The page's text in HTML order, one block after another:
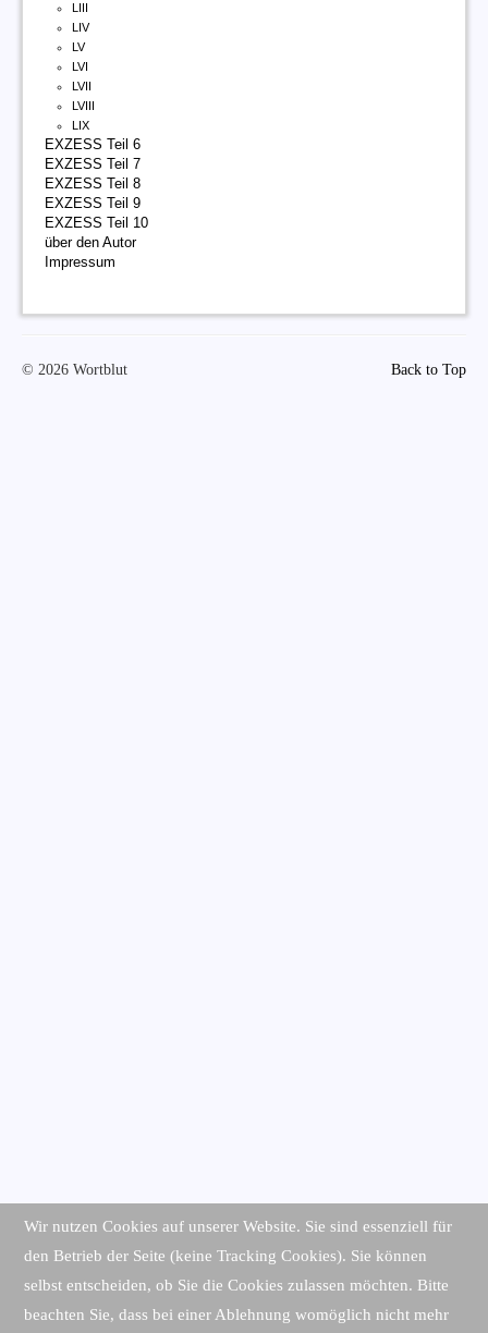
LIII
LIV
LV
LVI
LVII
LVIII
LIX
EXZESS Teil 6
EXZESS Teil 7
EXZESS Teil 8
EXZESS Teil 9
EXZESS Teil 10
über den Autor
Impressum
Back to Top
© 2026 Wortblut
Wir nutzen Cookies auf unserer Website. Sie sind essenziell für
den Betrieb der Seite (keine Tracking Cookies). Sie können
selbst entscheiden, ob Sie die Cookies zulassen möchten. Bitte
beachten Sie, dass bei einer Ablehnung womöglich nicht mehr